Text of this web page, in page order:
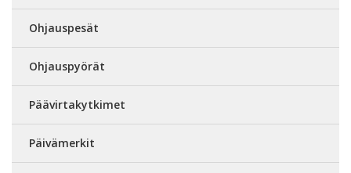
Ohjauspesät
Ohjauspyörät
Päävirtakytkimet
Päivämerkit